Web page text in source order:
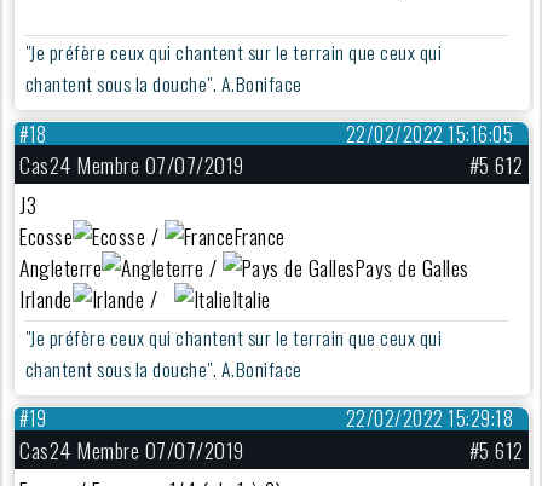
"Je préfère ceux qui chantent sur le terrain que ceux qui
chantent sous la douche". A.Boniface
22/02/2022 15:16:05
#18
Cas24 Membre 07/07/2019
#5 612
J3
Ecosse
/
France
Angleterre
/
Pays de Galles
Irlande
/ Italie
"Je préfère ceux qui chantent sur le terrain que ceux qui
chantent sous la douche". A.Boniface
22/02/2022 15:29:18
#19
Cas24 Membre 07/07/2019
#5 612